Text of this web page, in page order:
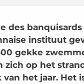
des
instituut
gekke
zich op het
het jaar. Het